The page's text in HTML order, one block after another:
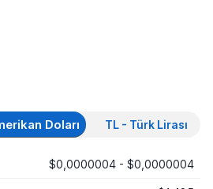
Doları TL - Türk Lirası
$0,0000004 - $0,0000004